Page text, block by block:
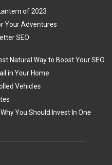
of 2023
Your Adventures
SEO
Natural Way to Boost Your SEO
in Your Home
Vehicles
You Should Invest In One